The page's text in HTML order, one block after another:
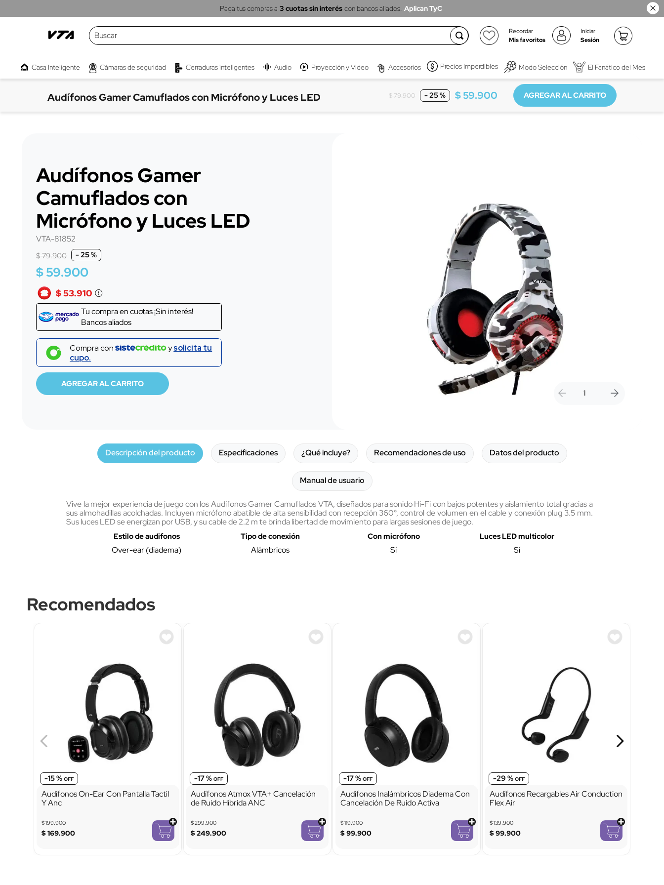
Paga tus compras a 3 cuotas sin interés con bancos aliados. Aplican TyC
Buscar
Recordar
Mis favoritos
Iniciar
Sesión
Casa Inteligente Cámaras de seguridad Cerraduras inteligentes Audio Proyección y Video Accesorios Precios Imperdibles Modo Selección El Fanático del Mes
Audífonos Gamer Camuflados con Micrófono y Luces LED $79.900 -25 % $59.900
Audífonos Gamer
Camuflados con
Micrófono y Luces LED
VTA-81852
$79.900 -25 %
$59.900
$ 53.910
Tu compra encuotas ¡Sin interés!
Bancos aliados
Compra con ysolicita tu
cupo.
Descripción del producto Especificaciones ¿Qué incluye? Recomendaciones de uso Datos del producto
Manual de usuario
Vive la mejor experiencia de juego con los Audífonos Gamer Camuflados VTA, diseñados para sonido Hi-Fi con bajos potentes y aislamiento total gracias a
sus almohadillas acolchadas. Incluyen micrófono abatible de alta sensibilidad con recepción 360°, control de volumen en el cable y conexión plug 3.5 mm.
Sus luces LED se energizan por USB, y su cable de 2.2 m te brinda libertad de movimiento para largas sesiones de juego.
Estilo de audifonos
Over-ear (diadema)
Tipo de conexión
Alámbricos
Con micrófono
Sí
Luces LED multicolor
Sí
Recomendados
-15 %
Audífonos On-Ear Con Pantalla Tactil
Y Anc
$199.900
$169.900
-17 %
Audífonos Atmox VTA+ Cancelación
de Ruido Híbrida ANC
$299.900
$249.900
-17 %
Audífonos Inalámbricos Diadema Con
Cancelación De Ruido Activa
$119.900
$99.900
-29 %
Audífonos Recargables Air Conduction
Flex Air
$139.900
$99.900
cámaras
7. proyector
8. bombillo
10 . sensor